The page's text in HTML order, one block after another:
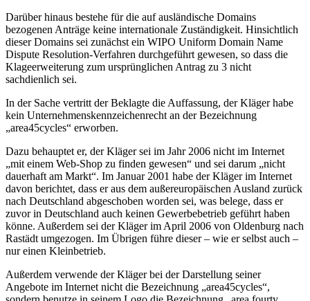
Darüber hinaus bestehe für die auf ausländische Domains
bezogenen Anträge keine internationale Zuständigkeit. Hinsichtlich
dieser Domains sei zunächst ein WIPO Uniform Domain Name
Dispute Resolution-Verfahren durchgeführt gewesen, so dass die
Klageerweiterung zum ursprünglichen Antrag zu 3 nicht
sachdienlich sei.
In der Sache vertritt der Beklagte die Auffassung, der Kläger habe
kein Unternehmenskennzeichenrecht an der Bezeichnung
„area45cycles“ erworben.
Dazu behauptet er, der Kläger sei im Jahr 2006 nicht im Internet
„mit einem Web-Shop zu finden gewesen“ und sei darum „nicht
dauerhaft am Markt“. Im Januar 2001 habe der Kläger im Internet
davon berichtet, dass er aus dem außereuropäischen Ausland zurück
nach Deutschland abgeschoben worden sei, was belege, dass er
zuvor in Deutschland auch keinen Gewerbebetrieb geführt haben
könne. Außerdem sei der Kläger im April 2006 von Oldenburg nach
Rastädt umgezogen. Im Übrigen führe dieser – wie er selbst auch –
nur einen Kleinbetrieb.
Außerdem verwende der Kläger bei der Darstellung seiner
Angebote im Internet nicht die Bezeichnung „area45cycles“,